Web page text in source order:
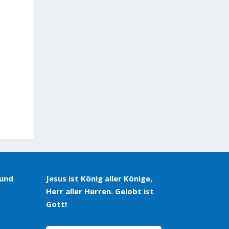
Jesus ist König aller Könige,
Herr aller Herren. Gelobt ist
Gott!